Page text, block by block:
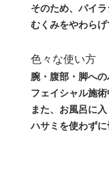
そのため、パイ
むくみをやわらげ
色々な使い方
腕・腹部・脚へ
フェイシャル施
また、お風呂に
ハサミを使わず